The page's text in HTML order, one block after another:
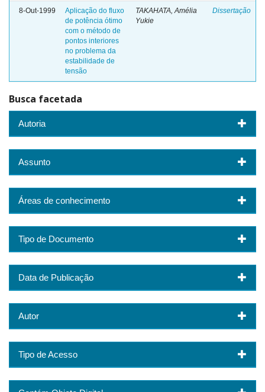
8-Out-1999
Aplicação do fluxo
de potência ótimo
com o método de
pontos interiores
no problema da
estabilidade de
tensão
TAKAHATA, Amélia
Yukie
Dissertação
Busca facetada
Autoria
Assunto
Áreas de conhecimento
Tipo de Documento
Data de Publicação
Autor
Tipo de Acesso